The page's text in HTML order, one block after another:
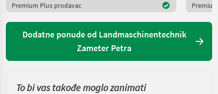
Premium Plus prodavac
Dodatne ponude od Landmaschinentechnik
Zameter Petra
To bi vas takođe moglo zanimati